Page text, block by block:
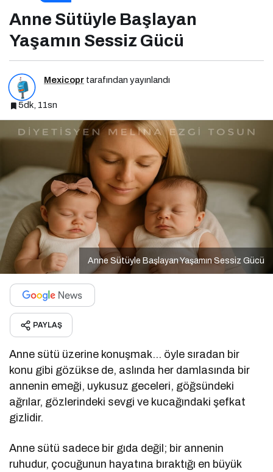
Anne Sütüyle Başlayan
Yaşamın Sessiz Gücü
Mexicopr tarafından yayınlandı
5dk, 11sn
Anne Sütüyle Başlayan Yaşamın Sessiz Gücü
PAYLAŞ
Anne sütü üzerine konuşmak… öyle sıradan bir
konu gibi gözükse de, aslında her damlasında bir
annenin emeği, uykusuz geceleri, göğsündeki
ağrılar, gözlerindeki sevgi ve kucağındaki şefkat
gizlidir.
Anne sütü sadece bir gıda değil; bir annenin
ruhudur, çocuğunun hayatına bıraktığı en büyük